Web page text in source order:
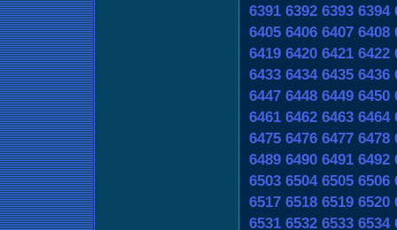
6391 6392 6393 6394
6405 6406 6407 6408
6419 6420 6421 6422
6433 6434 6435 6436
6447 6448 6449 6450
6461 6462 6463 6464
6475 6476 6477 6478
6489 6490 6491 6492
6503 6504 6505 6506
6517 6518 6519 6520
6531 6532 6533 6534